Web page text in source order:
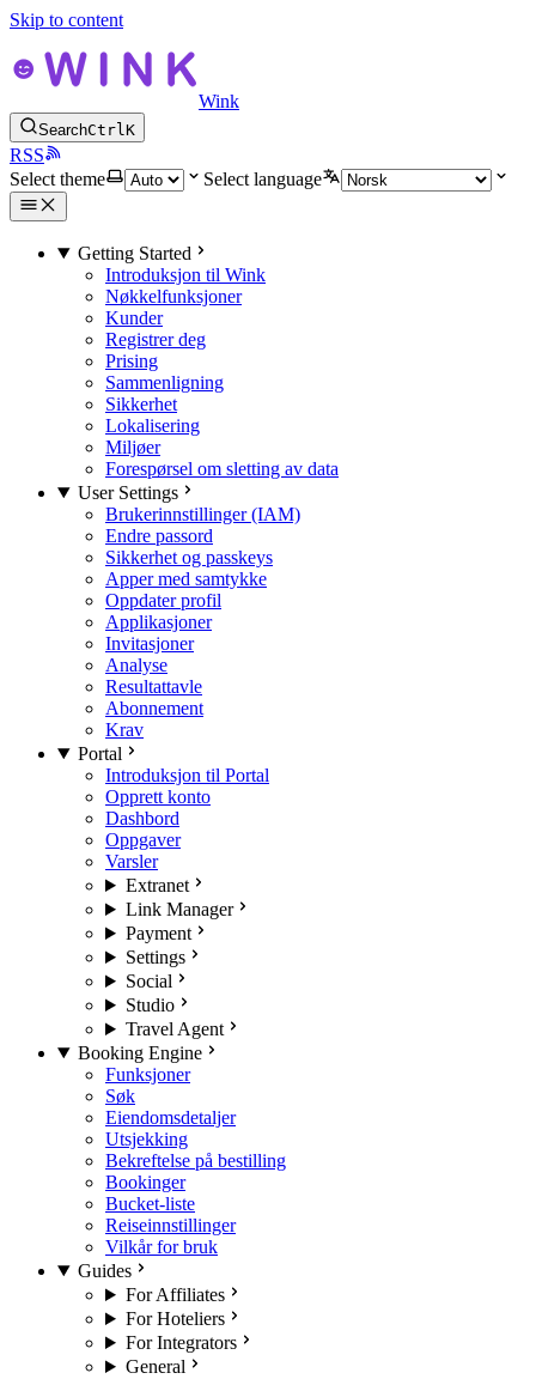
Skip to content
Wink
SearchCtrlK
RSS
Select theme
Select language
Getting Started
Introduksjon til Wink
Nøkkelfunksjoner
Kunder
Registrer deg
Prising
Sammenligning
Sikkerhet
Lokalisering
Miljøer
Forespørsel om sletting av data
User Settings
Brukerinnstillinger (IAM)
Endre passord
Sikkerhet og passkeys
Apper med samtykke
Oppdater profil
Applikasjoner
Invitasjoner
Analyse
Resultattavle
Abonnement
Krav
Portal
Introduksjon til Portal
Opprett konto
Dashbord
Oppgaver
Varsler
Extranet
Link Manager
Payment
Settings
Social
Studio
Travel Agent
Booking Engine
Funksjoner
Søk
Eiendomsdetaljer
Utsjekking
Bekreftelse på bestilling
Bookinger
Bucket-liste
Reiseinnstillinger
Vilkår for bruk
Guides
For Affiliates
For Hoteliers
For Integrators
General